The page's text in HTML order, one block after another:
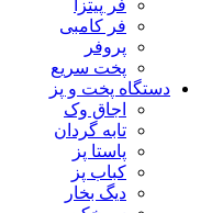
فر پیتزا
فر کامبی
پروفر
پخت سریع
دستگاه‌ پخت و پز
اجاق وک
تابه گردان
پاستا پز
کباب پز
دیگ بخار